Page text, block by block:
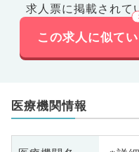
求人票に掲載されて
この求人に似て
医療機関情報